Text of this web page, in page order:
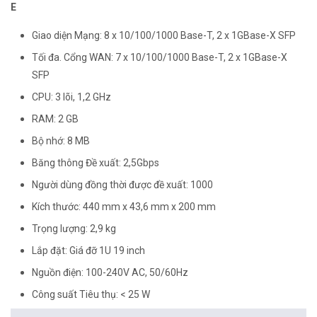
E
Giao diện Mạng: 8 x 10/100/1000 Base-T, 2 x 1GBase-X SFP
Tối đa. Cổng WAN: 7 x 10/100/1000 Base-T, 2 x 1GBase-X
SFP
CPU: 3 lõi, 1,2 GHz
RAM: 2 GB
Bộ nhớ: 8 MB
Băng thông Đề xuất: 2,5Gbps
Người dùng đồng thời được đề xuất: 1000
Kích thước: 440 mm x 43,6 mm x 200 mm
Trọng lượng: 2,9 kg
Lắp đặt: Giá đỡ 1U 19 inch
Nguồn điện: 100-240V AC, 50/60Hz
Công suất Tiêu thụ: < 25 W